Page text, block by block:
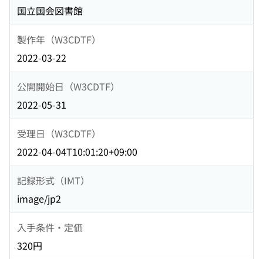
国立国会図書館
製作年（W3CDTF）
2022-03-22
公開開始日（W3CDTF）
2022-05-31
受理日（W3CDTF）
2022-04-04T10:01:20+09:00
記録形式（IMT）
image/jp2
入手条件・定価
320円